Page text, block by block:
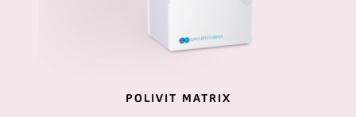
POLIVIT MATRIX